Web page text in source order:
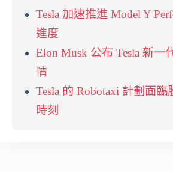
Tesla 加速推進 Model Y
進度
Elon Musk 公布 Tesla 新一
情
Tesla 的 Robotaxi 計劃面
時刻